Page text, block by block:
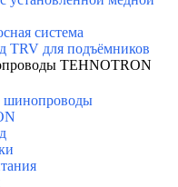
система
TRV для подъёмников
TEHNOTRON
шинопроводы